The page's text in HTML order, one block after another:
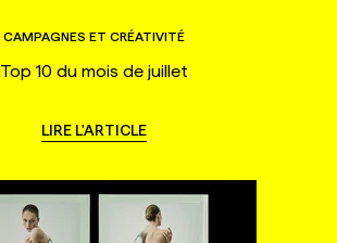
CAMPAGNES ET CRÉATIVITÉ
Top 10 du mois de juillet
LIRE L'ARTICLE